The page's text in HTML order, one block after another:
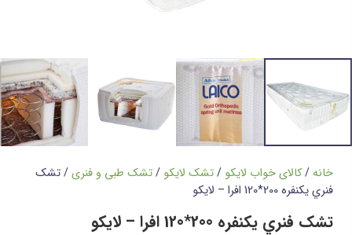
خانه/کالای خواب لایکو /تشک لایکو /تشک طبی و فنری/ تشک
فنري يکنفره 200*120 افرا – لایکو
تشک فنري يکنفره 200*120 افرا – لایکو